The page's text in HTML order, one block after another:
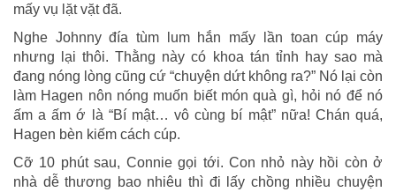
mấy vụ lặt vặt đã.
Nghe Johnny đía tùm lum hắn mấy lần toan cúp máy
nhưng lại thôi. Thằng này có khoa tán tỉnh hay sao mà
đang nóng lòng cũng cứ “chuyện dứt không ra?” Nó lại còn
làm Hagen nôn nóng muốn biết món quà gì, hỏi nó để nó
ấm a ấm ớ là “Bí mật… vô cùng bí mật” nữa! Chán quá,
Hagen bèn kiếm cách cúp.
Cỡ 10 phút sau, Connie gọi tới. Con nhỏ này hồi còn ở
nhà dễ thương bao nhiêu thì đi lấy chồng nhiều chuyện